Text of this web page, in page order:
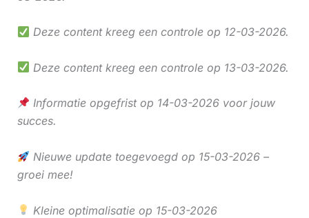
Deze content kreeg een controle op 12-03-2026.
Deze content kreeg een controle op 13-03-2026.
Informatie opgefrist op 14-03-2026 voor jouw
succes.
Nieuwe update toegevoegd op 15-03-2026 –
groei mee!
Kleine optimalisatie op 15-03-2026